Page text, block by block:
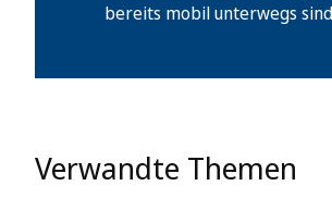
bereits mobil unterwegs
Verwandte Themen